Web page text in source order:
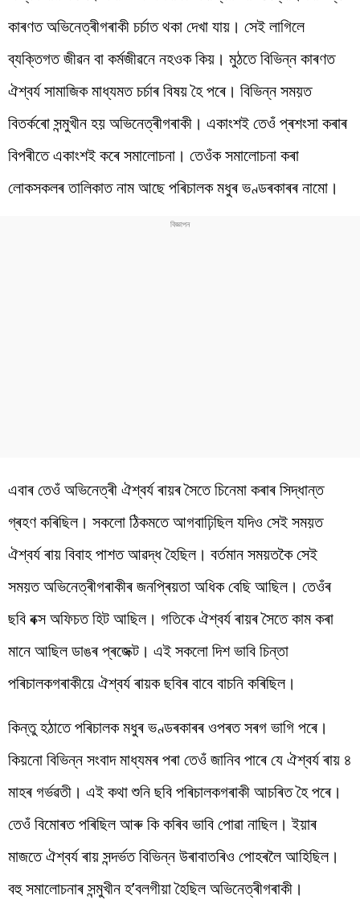
কাৰণত অভিনেত্ৰীগৰাকী চৰ্চাত থকা দেখা যায়। সেই লাগিলে
ব্যক্তিগত জীৱন বা কৰ্মজীৱনে নহওক কিয়। মুঠতে বিভিন্ন কাৰণত
ঐশ্বৰ্য সামাজিক মাধ্যমত চৰ্চাৰ বিষয় হৈ পৰে। বিভিন্ন সময়ত
বিতৰ্কৰো সন্মুখীন হয় অভিনেত্ৰীগৰাকী। একাংশই তেওঁ প্ৰশংসা কৰাৰ
বিপৰীতে একাংশই কৰে সমালোচনা। তেওঁক সমালোচনা কৰা
লোকসকলৰ তালিকাত নাম আছে পৰিচালক মধুৰ ভণ্ডৰকাৰৰ নামো।
এবাৰ তেওঁ অভিনেত্ৰী ঐশ্বৰ্য ৰায়ৰ সৈতে চিনেমা কৰাৰ সিদ্ধান্ত
গ্ৰহণ কৰিছিল। সকলো ঠিকমতে আগবাঢ়িছিল যদিও সেই সময়ত
ঐশ্বৰ্য ৰায় বিবাহ পাশত আৱদ্ধ হৈছিল। বৰ্তমান সময়তকৈ সেই
সময়ত অভিনেত্ৰীগৰাকীৰ জনপ্ৰিয়তা অধিক বেছি আছিল। তেওঁৰ
ছবি বক্স অফিচত হিট আছিল। গতিকে ঐশ্বৰ্য ৰায়ৰ সৈতে কাম কৰা
মানে আছিল ডাঙৰ প্ৰজেক্ট। এই সকলো দিশ ভাবি চিন্তা
পৰিচালকগৰাকীয়ে ঐশ্বৰ্য ৰায়ক ছবিৰ বাবে বাচনি কৰিছিল।
কিন্তু হঠাতে পৰিচালক মধুৰ ভণ্ডৰকাৰৰ ওপৰত সৰগ ভাগি পৰে।
কিয়নো বিভিন্ন সংবাদ মাধ্যমৰ পৰা তেওঁ জানিব পাৰে যে ঐশ্বৰ্য ৰায় ৪
মাহৰ গৰ্ভৱতী। এই কথা শুনি ছবি পৰিচালকগৰাকী আচৰিত হৈ পৰে।
তেওঁ বিমোৰত পৰিছিল আৰু কি কৰিব ভাবি পোৱা নাছিল। ইয়াৰ
মাজতে ঐশ্বৰ্য ৰায় সন্দৰ্ভত বিভিন্ন উৰাবাতৰিও পোহৰলৈ আহিছিল।
বহু সমালোচনাৰ সন্মুখীন হ’বলগীয়া হৈছিল অভিনেত্ৰীগৰাকী।